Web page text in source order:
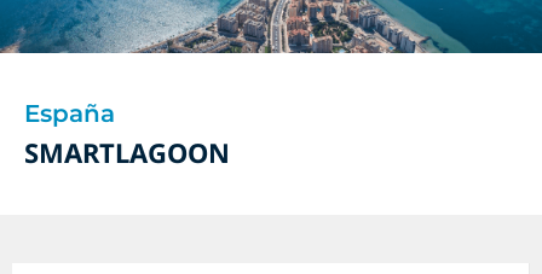
España
SMARTLAGOON